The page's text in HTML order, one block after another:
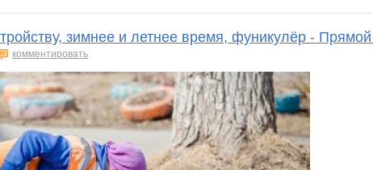
зимнее и летнее время, фуникулёр -
комментировать